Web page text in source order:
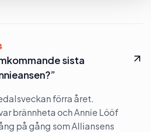
sista
förra året.
brännheta och Annie Lööf
på gång som Alliansens